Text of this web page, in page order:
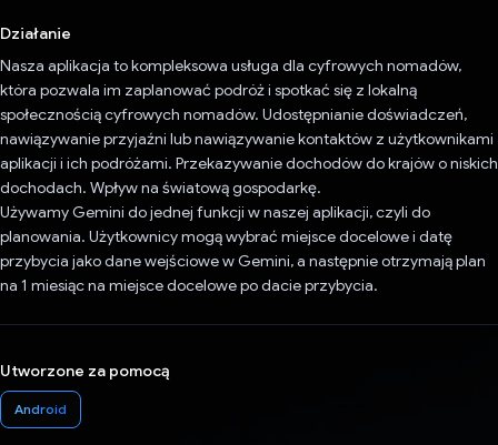
Działanie
Nasza aplikacja to kompleksowa usługa dla cyfrowych nomadów,
która pozwala im zaplanować podróż i spotkać się z lokalną
społecznością cyfrowych nomadów. Udostępnianie doświadczeń,
nawiązywanie przyjaźni lub nawiązywanie kontaktów z użytkownikami
aplikacji i ich podróżami. Przekazywanie dochodów do krajów o niskich
dochodach. Wpływ na światową gospodarkę.
Używamy Gemini do jednej funkcji w naszej aplikacji, czyli do
planowania. Użytkownicy mogą wybrać miejsce docelowe i datę
przybycia jako dane wejściowe w Gemini, a następnie otrzymają plan
na 1 miesiąc na miejsce docelowe po dacie przybycia.
Utworzone za pomocą
Android